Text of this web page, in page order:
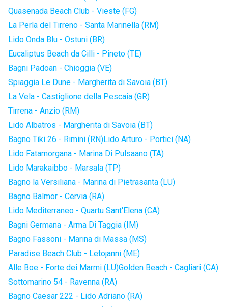
Quasenada Beach Club - Vieste (FG)
La Perla del Tirreno - Santa Marinella (RM)
Lido Onda Blu - Ostuni (BR)
Eucaliptus Beach da Cilli - Pineto (TE)
Bagni Padoan - Chioggia (VE)
Spiaggia Le Dune - Margherita di Savoia (BT)
La Vela - Castiglione della Pescaia (GR)
Tirrena - Anzio (RM)
Lido Albatros - Margherita di Savoia (BT)
Bagno Tiki 26 - Rimini (RN)Lido Arturo - Portici (NA)
Lido Fatamorgana - Marina Di Pulsaano (TA)
Lido Marakaibbo - Marsala (TP)
Bagno la Versiliana - Marina di Pietrasanta (LU)
Bagno Balmor - Cervia (RA)
Lido Mediterraneo - Quartu Sant'Elena (CA)
Bagni Germana - Arma Di Taggia (IM)
Bagno Fassoni - Marina di Massa (MS)
Paradise Beach Club - Letojanni (ME)
Alle Boe - Forte dei Marmi (LU)Golden Beach - Cagliari (CA)
Sottomarino 54 - Ravenna (RA)
Bagno Caesar 222 - Lido Adriano (RA)